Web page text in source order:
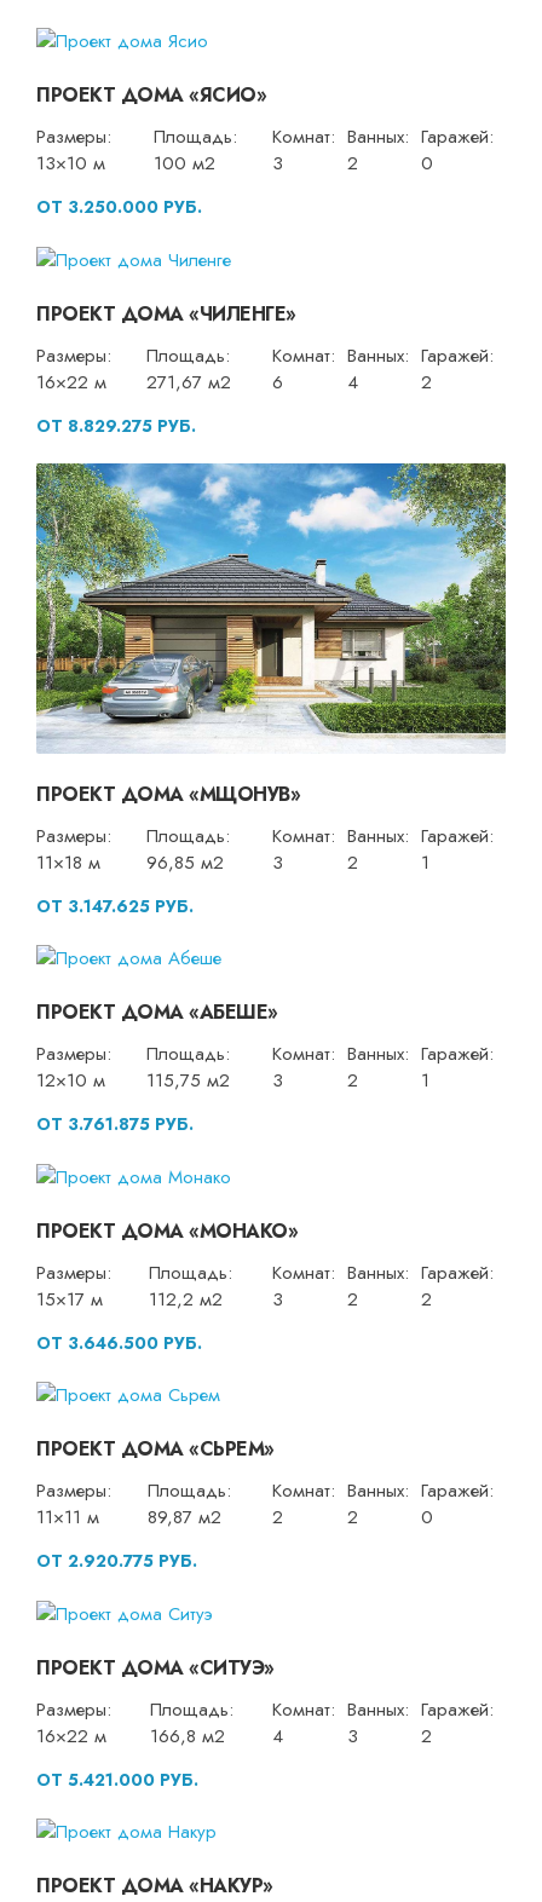
ПРОЕКТ ДОМА «ЯСИО»
Размеры:
13×10 м
Площадь:
100 м2
Комнат:
3
Ванных:
2
Гаражей:
0
ОТ 3.250.000 РУБ.
ПРОЕКТ ДОМА «ЧИЛЕНГЕ»
Размеры:
16×22 м
Площадь:
271,67 м2
Комнат:
6
Ванных:
4
Гаражей:
2
ОТ 8.829.275 РУБ.
ПРОЕКТ ДОМА «МЩОНУВ»
Размеры:
11×18 м
Площадь:
96,85 м2
Комнат:
3
Ванных:
2
Гаражей:
1
ОТ 3.147.625 РУБ.
ПРОЕКТ ДОМА «АБЕШЕ»
Размеры:
12×10 м
Площадь:
115,75 м2
Комнат:
3
Ванных:
2
Гаражей:
1
ОТ 3.761.875 РУБ.
ПРОЕКТ ДОМА «МОНАКО»
Размеры:
15×17 м
Площадь:
112,2 м2
Комнат:
3
Ванных:
2
Гаражей:
2
ОТ 3.646.500 РУБ.
ПРОЕКТ ДОМА «СЬРЕМ»
Размеры:
11×11 м
Площадь:
89,87 м2
Комнат:
2
Ванных:
2
Гаражей:
0
ОТ 2.920.775 РУБ.
ПРОЕКТ ДОМА «СИТУЭ»
Размеры:
16×22 м
Площадь:
166,8 м2
Комнат:
4
Ванных:
3
Гаражей:
2
ОТ 5.421.000 РУБ.
ПРОЕКТ ДОМА «НАКУР»